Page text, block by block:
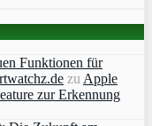
Funktionen für
zu Apple
zur Erkennung